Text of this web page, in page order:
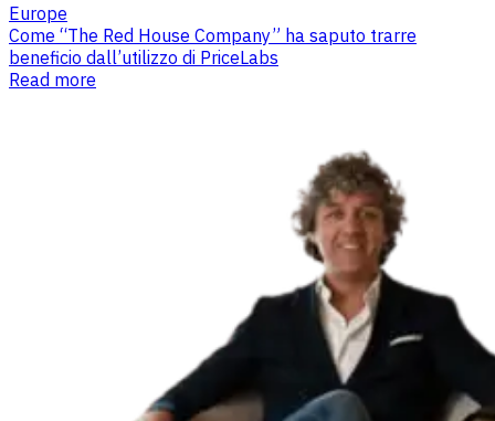
Europe
Come “The Red House Company” ha saputo trarre
beneficio dall’utilizzo di PriceLabs
Read more